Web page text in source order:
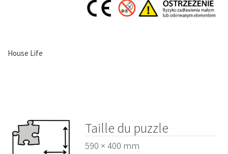
House Life
Taille du puzzle
590 × 400 mm